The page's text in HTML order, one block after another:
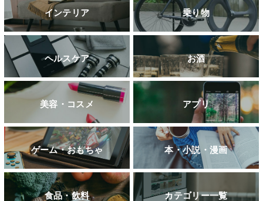
インテリア 乗り物
ヘルスケア お酒
美容・コスメ アプリ
ゲーム・おもちゃ 本・小説・漫画
食品・飲料 カテゴリー一覧